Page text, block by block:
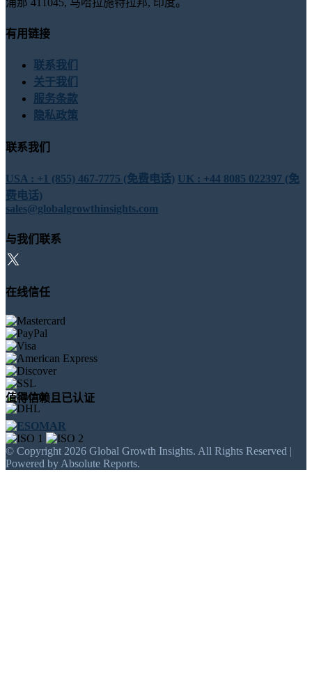
有用链接
联系我们
关于我们
服务条款
隐私政策
联系我们
USA : +1 (855) 467-7775 (免费电话) UK : +44 8085 022397 (免
费电话)
sales@globalgrowthinsights.com
与我们联系
在线信任
值得信赖且已认证
© Copyright 2026 Global Growth Insights. All Rights Reserved |
Powered by Absolute Reports.